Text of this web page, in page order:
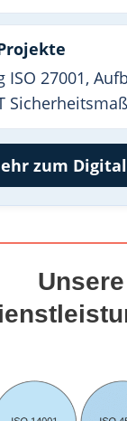
27001,
zum
Unsere